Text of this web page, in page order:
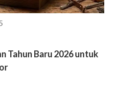
Tahun Baru 2026 untuk